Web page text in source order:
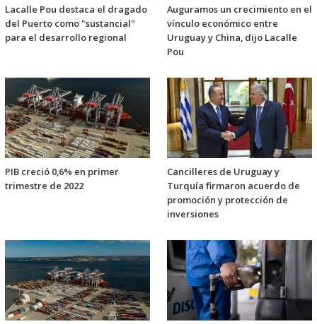
Lacalle Pou destaca el dragado
del Puerto como "sustancial"
para el desarrollo regional
Auguramos un crecimiento en el
vínculo económico entre
Uruguay y China, dijo Lacalle
Pou
PIB creció 0,6% en primer
trimestre de 2022
Cancilleres de Uruguay y
Turquía firmaron acuerdo de
promoción y protección de
inversiones